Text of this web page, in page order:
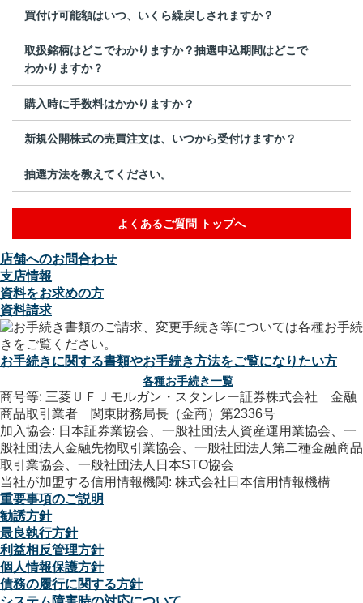
買付け可能額はいつ、いくら繰戻しされますか？
取扱銘柄はどこでわかりますか？抽選申込期間はどこで
わかりますか？
購入時に手数料はかかりますか？
新規公開株式の売買注文は、いつから受付けますか？
抽選方法を教えてください。
よくあるご質問 トップへ
店舗へのお問合わせ
支店情報
資料をお求めの方
資料請求
お手続きに関する書類やお手続き方法をご覧になりたい方
各種お手続き一覧
商号等: 三菱ＵＦＪモルガン・スタンレー証券株式会社 金融
商品取引業者 関東財務局長（金商）第2336号
加入協会: 日本証券業協会、一般社団法人資産運用業協会、一
般社団法人金融先物取引業協会、一般社団法人第二種金融商品
取引業協会、一般社団法人日本STO協会
当社が加盟する信用情報機関: 株式会社日本信用情報機構
重要事項のご説明
勧誘方針
最良執行方針
利益相反管理方針
個人情報保護方針
債務の履行に関する方針